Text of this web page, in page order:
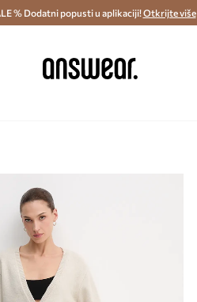
> Dostava u roku 48 sati >
% Dodatni popusti u aplikaciji!Otkrijte više